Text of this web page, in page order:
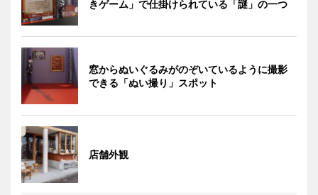
きゲーム」で仕掛けられている「謎」の一つ
窓からぬいぐるみがのぞいているように撮影
できる「ぬい撮り」スポット
店舗外観